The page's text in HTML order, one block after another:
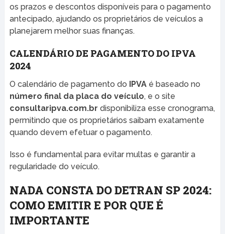
os prazos e descontos disponíveis para o pagamento
antecipado, ajudando os proprietários de veículos a
planejarem melhor suas finanças.
CALENDÁRIO DE PAGAMENTO DO IPVA
2024
O calendário de pagamento do IPVAé baseado no
número final da placa do veículo, e o site
consultaripva.com.br disponibiliza esse cronograma,
permitindo que os proprietários saibam exatamente
quando devem efetuar o pagamento.
Isso é fundamental para evitar multas e garantir a
regularidade do veículo.
NADA CONSTA DO DETRAN SP 2024:
COMO EMITIR E POR QUE É
IMPORTANTE